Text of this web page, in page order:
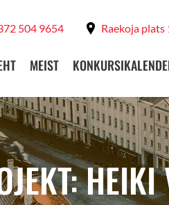
504 9654 Raekoja plats
MEIST